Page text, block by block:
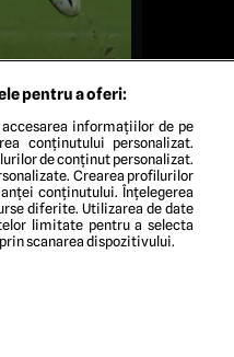
pentru a oferi:
informațiilor de pe
conținutului personalizat.
de conținut personalizat.
Crearea profilurilor
conținutului. Înțelegerea
diferite. Utilizarea de date
limitate pentru a selecta
scanarea dispozitivului.